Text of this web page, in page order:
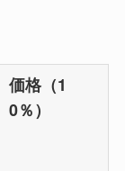
価格（1
0％）